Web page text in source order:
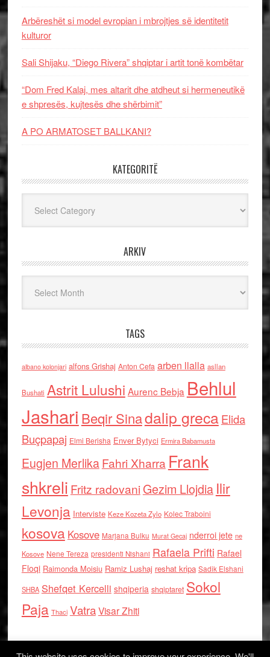
Arbëreshët si model evropian i mbrojtjes së identitetit
kulturor
Sali Shijaku, “Diego Rivera” shqiptar i artit tonë kombëtar
“Dom Fred Kalaj, mes altarit dhe atdheut si hermeneutikë
e shpresës, kujtesës dhe shërbimit”
A PO ARMATOSET BALLKANI?
KATEGORITË
ARKIV
TAGS
albano kolonjari alfons Grishaj Anton Cefa arben llalla asllan
Bushati Astrit Lulushi Aurenc Bebja Behlul
Jashari Beqir Sinadalip grecaElida
Buçpapaj Elmi Berisha Enver Bytyci Ermira Babamusta
Eugjen MerlikaFahri Xharra Frank
shkreli Fritz radovaniGezim Llojdia Ilir
Levonja Interviste Keze Kozeta Zylo Kolec Traboini
kosova Kosove Marjana Bulku Murat Gecaj nderroi jete ne
Kosove Nene Tereza presidenti Nishani Rafaela Prifti Rafael
Floqi Raimonda Moisiu Ramiz Lushaj reshat kripa Sadik Elshani
SHBA Shefqet Kercelli shqiperia shqiptaret Sokol
Paja Thaci VatraVisar Zhiti